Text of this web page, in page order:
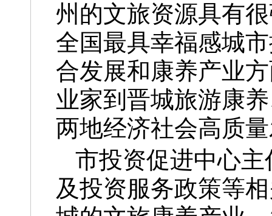
州的文旅资源具有
全国最具幸福感城
合发展和康养产业
业家到晋城旅游康
两地经济社会高
市投资促进中心
及投资服务政策等